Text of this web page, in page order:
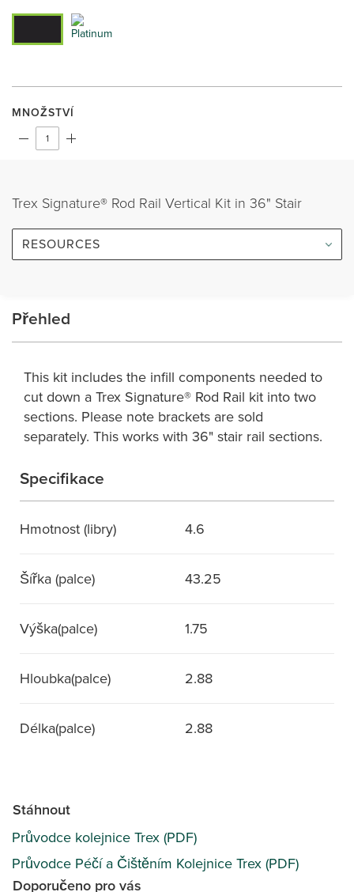
MNOŽSTVÍ
Trex Signature® Rod Rail Vertical Kit in 36" Stair
RESOURCES
Přehled
This kit includes the infill components needed to
cut down a Trex Signature® Rod Rail kit into two
sections. Please note brackets are sold
separately. This works with 36" stair rail sections.
Specifikace
Hmotnost (libry) 4.6
Šířka (palce) 43.25
Výška(palce) 1.75
Hloubka(palce) 2.88
Délka(palce) 2.88
Stáhnout
Průvodce kolejnice Trex (PDF)
Průvodce Péčí a Čištěním Kolejnice Trex (PDF)
Doporučeno pro vás